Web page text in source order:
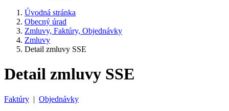
Úvodná stránka
Obecný úrad
Zmluvy, Faktúry, Objednávky
Zmluvy
Detail zmluvy SSE
Detail zmluvy SSE
Faktúry | Objednávky